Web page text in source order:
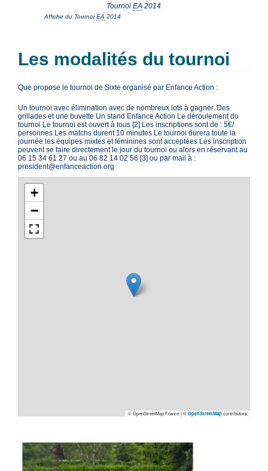
TournoiEA 2014
Affiche du TournoiEA 2014
Les modalités du tournoi
Que propose le tournoi de Sixte organisé par Enfance Action :
Un tournoi avec élimination avec de nombreux lots à gagner. Des
grillades et une buvette Un stand Enfance Action Le déroulement du
tournoi Le tournoi est ouvert à tous [2] Les inscriptions sont de : 5€/
personnes Les matchs durent 10 minutes Le tournoi durera toute la
journée les équipes mixtes et féminines sont acceptées Les inscription
peuvent se faire directement le jour du tournoi ou alors en réservant au
06 15 34 61 27 ou au 06 82 14 02 56 [3] ou par mail à :
president@enfanceaction.org
+
−
© OpenStreetMap France | © OpenStreetMapcontributors